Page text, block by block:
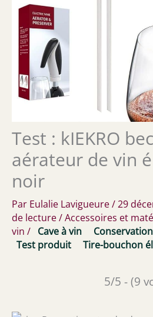
Test : kIEKRO
aérateur de vin
noir
Par Eulalie Lavigueure/29
de lecture/Accessoires et
vin / Cave à vin
Test produit
Tire-bouchon
5/5 - (9